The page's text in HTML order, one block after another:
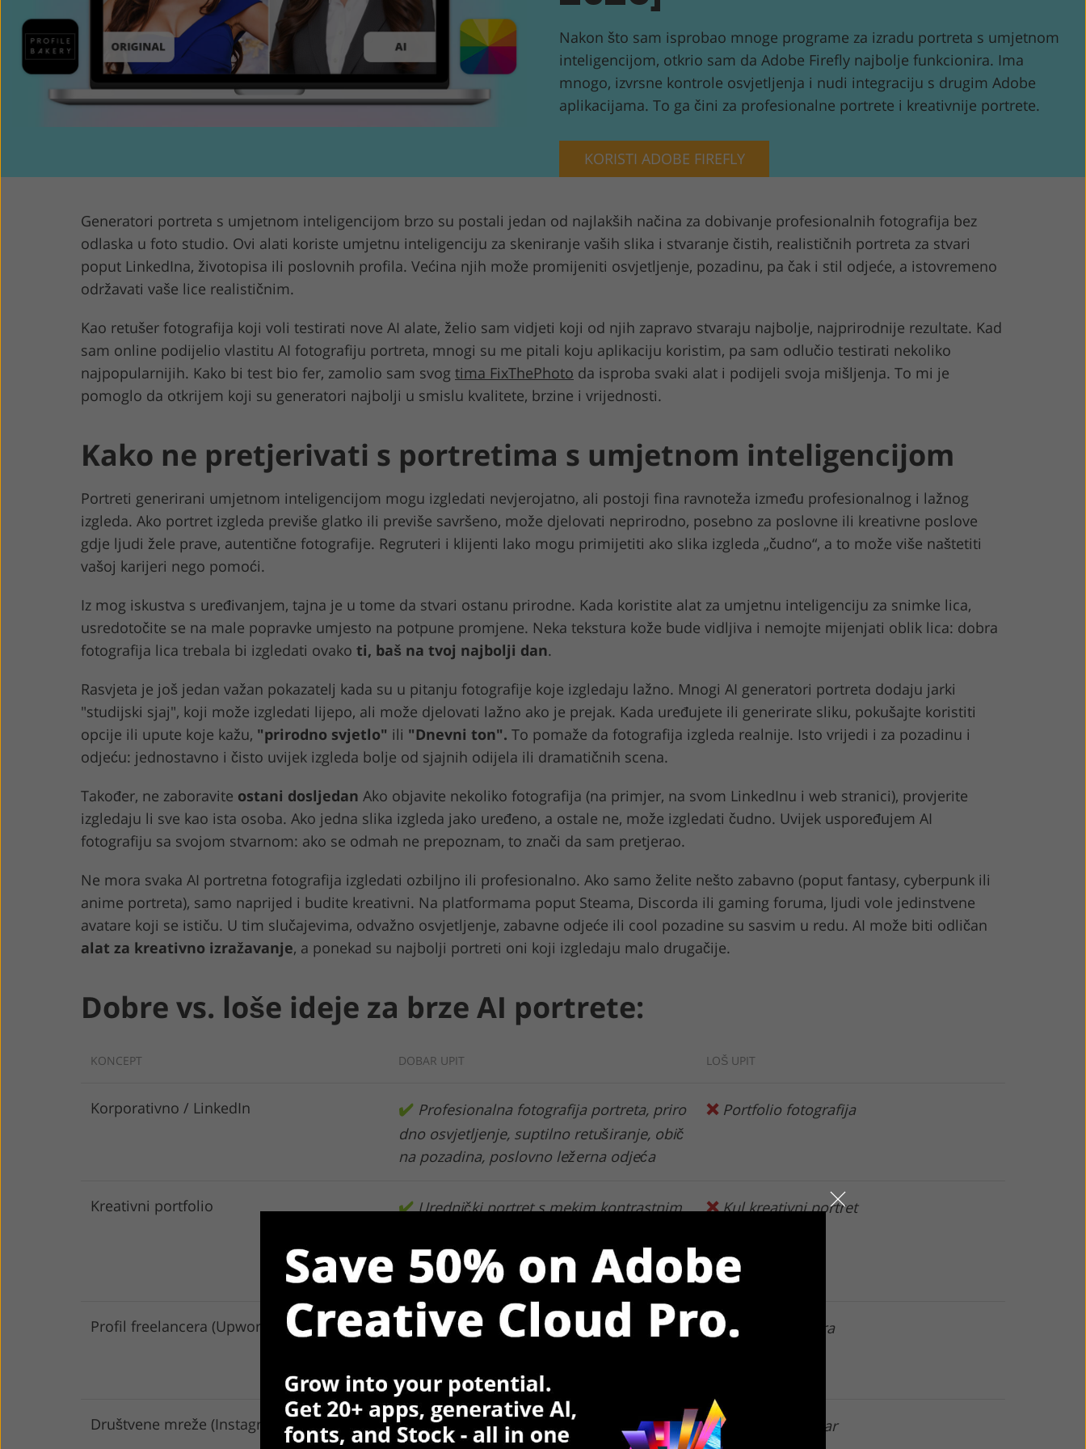
Uređivanje fotografija
proizvoda
Uređivanje fotografija
nakita
Podaci za obuku AI Usluge video montaže
Nakon što sam isprobao mnoge programe za izradu portreta s umjetnom
inteligencijom, otkrio sam da Adobe Firefly najbolje funkcionira. Ima
mnogo, izvrsne kontrole osvjetljenja i nudi integraciju s drugim Adobe
aplikacijama. To ga čini za profesionalne portrete i kreativnije portrete.
KORISTI ADOBE FIREFLY
Generatori portreta s umjetnom inteligencijom brzo su postali jedan od najlakših načina za dobivanje profesionalnih fotografija bez
odlaska u foto studio. Ovi alati koriste umjetnu inteligenciju za skeniranje vaših slika i stvaranje čistih, realističnih portreta za stvari
poput LinkedIna, životopisa ili poslovnih profila. Većina njih može promijeniti osvjetljenje, pozadinu, pa čak i stil odjeće, a istovremeno
održavati vaše lice realističnim.
Kao retušer fotografija koji voli testirati nove AI alate, želio sam vidjeti koji od njih zapravo stvaraju najbolje, najprirodnije rezultate. Kad
sam online podijelio vlastitu AI fotografiju portreta, mnogi su me pitali koju aplikaciju koristim, pa sam odlučio testirati nekoliko
najpopularnijih. Kako bi test bio fer, zamolio sam svog tima FixThePhoto da isproba svaki alat i podijeli svoja mišljenja. To mi je
pomoglo da otkrijem koji su generatori najbolji u smislu kvalitete, brzine i vrijednosti.
Kako ne pretjerivati s portretima s umjetnom inteligencijom
Portreti generirani umjetnom inteligencijom mogu izgledati nevjerojatno, ali postoji fina ravnoteža između profesionalnog i lažnog
izgleda. Ako portret izgleda previše glatko ili previše savršeno, može djelovati neprirodno, posebno za poslovne ili kreativne poslove
gdje ljudi žele prave, autentične fotografije. Regruteri i klijenti lako mogu primijetiti ako slika izgleda „čudno“, a to može više naštetiti
vašoj karijeri nego pomoći.
Iz mog iskustva s uređivanjem, tajna je u tome da stvari ostanu prirodne. Kada koristite alat za umjetnu inteligenciju za snimke lica,
usredotočite se na male popravke umjesto na potpune promjene. Neka tekstura kože bude vidljiva i nemojte mijenjati oblik lica: dobra
fotografija lica trebala bi izgledati ovako ti, baš na tvoj najbolji dan.
Rasvjeta je još jedan važan pokazatelj kada su u pitanju fotografije koje izgledaju lažno. Mnogi AI generatori portreta dodaju jarki
"studijski sjaj", koji može izgledati lijepo, ali može djelovati lažno ako je prejak. Kada uređujete ili generirate sliku, pokušajte koristiti
opcije ili upute koje kažu, "prirodno svjetlo" ili "Dnevni ton". To pomaže da fotografija izgleda realnije. Isto vrijedi i za pozadinu i
odjeću: jednostavno i čisto uvijek izgleda bolje od sjajnih odijela ili dramatičnih scena.
Također, ne zaboravite ostani dosljedan Ako objavite nekoliko fotografija (na primjer, na svom LinkedInu i web stranici), provjerite
izgledaju li sve kao ista osoba. Ako jedna slika izgleda jako uređeno, a ostale ne, može izgledati čudno. Uvijek uspoređujem AI
fotografiju sa svojom stvarnom: ako se odmah ne prepoznam, to znači da sam pretjerao.
Ne mora svaka AI portretna fotografija izgledati ozbiljno ili profesionalno. Ako samo želite nešto zabavno (poput fantasy, cyberpunk ili
anime portreta), samo naprijed i budite kreativni. Na platformama poput Steama, Discorda ili gaming foruma, ljudi vole jedinstvene
avatare koji se ističu. U tim slučajevima, odvažno osvjetljenje, zabavne odjeće ili cool pozadine su sasvim u redu. AI može biti odličan
alat za kreativno izražavanje, a ponekad su najbolji portreti oni koji izgledaju malo drugačije.
Dobre vs. loše ideje za brze AI portrete:
KONCEPT DOBAR UPIT LOŠ UPIT
Korporativno / LinkedIn ✔️ Profesionalna fotografija portreta, priro
dno osvjetljenje, suptilno retuširanje, obič
na pozadina, poslovno ležerna odjeća
❌ Portfolio fotografija
Kreativni portfolio ✔️ Urednički portret s mekim kontrastnim
samouvjerenim izrazom lica, umjetničkom
vibrom
❌ Kul kreativni portret
Profil freelancera (Upwork, Fiverr) ✔️
Prijateljska profesionalna fotografija, d
h
❌ Slika freelancera
Društvene mreže (Instagram, Teme) ✔️ Lifestyle fotografija s prirodnim bojam
❌ Instagram avatar